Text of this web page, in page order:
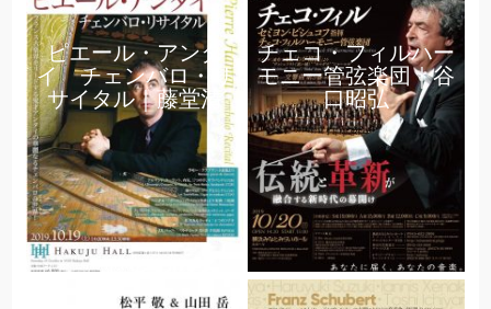
ピエール・アンタ
イ チェンバロ・リ
サイタル｜藤堂清
チェコ・フィルハー
モニー管弦楽団｜谷
口昭弘